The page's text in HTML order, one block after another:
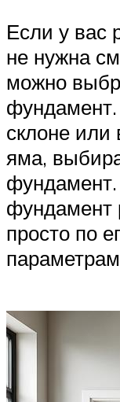
Если у вас
не нужна
можно
фундамент.
склоне или
яма,
фундамент
просто по